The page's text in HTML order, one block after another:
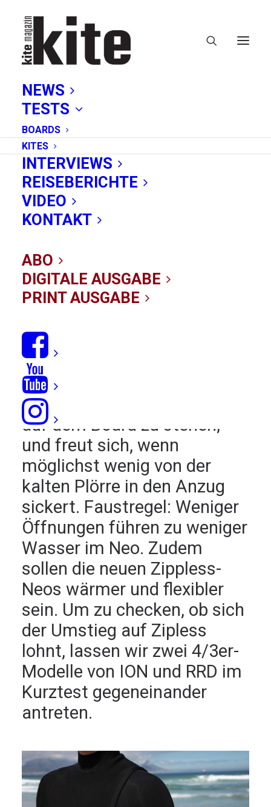
NEWS
TESTS
BOARDS
KITES
INTERVIEWS
REISEBERICHTE
VIDEO
KONTAKT
ABO
DIGITALE AUSGABE
PRINT AUSGABE
Zippless-Neos: Zwei
03/01/2020 INNEWS, TESTBERICHTE
sind der letzte Schrei –
sagen zumindest die Surfer.
Die Paddelfraktion liegt
nämlich mehr im Wasser, als
auf dem Board zu stehen,
und freut sich, wenn
möglichst wenig von der
kalten Plörre in den Anzug
sickert. Faustregel: Weniger
Öffnungen führen zu weniger
Wasser im Neo. Zudem
sollen die neuen Zippless-
Neos wärmer und ­flexibler
sein. Um zu checken, ob sich
der Umstieg auf Zipless
lohnt, lassen wir zwei 4/3er-
Modelle von ION und RRD im
Kurztest gegeneinander
antreten.